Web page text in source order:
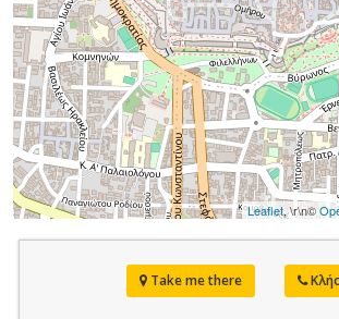
Leaflet, \r\n©
Take me there